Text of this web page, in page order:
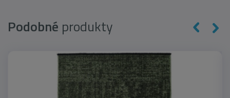
Podobné produkty